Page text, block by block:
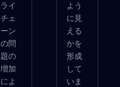
ライ
チェ
ーン
の問
題の
増加
によ
よう
に見
える
かを
形成
して
いま